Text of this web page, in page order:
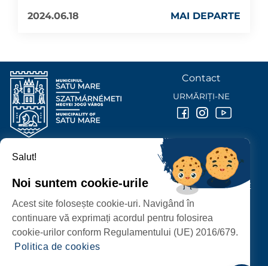
2024.06.18
MAI DEPARTE
PROTECȚIA DATELOR PERSONALE
PRIMĂRIA MUNICIPIULUI
P-ȚA 25 OCTOMBRIE, NR. 1 CORP M, 440026 SATU MARE
Contact
URMĂRIȚI-NE
Salut!
Noi suntem cookie-urile
Acest site folosește cookie-uri. Navigând în
continuare vă exprimați acordul pentru folosirea
cookie-urilor conform Regulamentului (UE) 2016/679.
Politica de cookies